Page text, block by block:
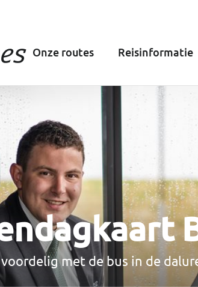
Onze routes Reisinformatie
met de bus in de